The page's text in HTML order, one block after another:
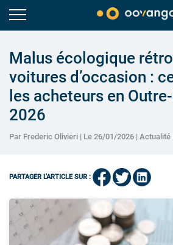
Malus écologique
voitures d’occasion :
les acheteurs en
2026
Par Frederic Olivieri | Le 26/01/2026 | Actualité
PARTAGER L'ARTICLE SUR :